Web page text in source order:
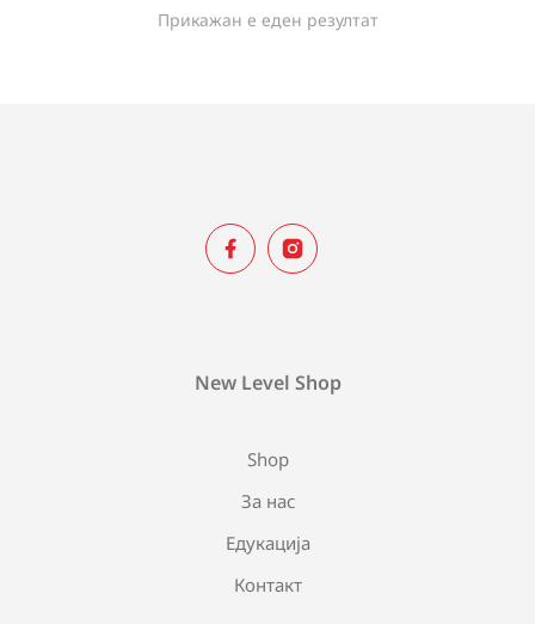
Прикажан е еден резултат
New Level Shop
Shop
За нас
Едукација
Контакт